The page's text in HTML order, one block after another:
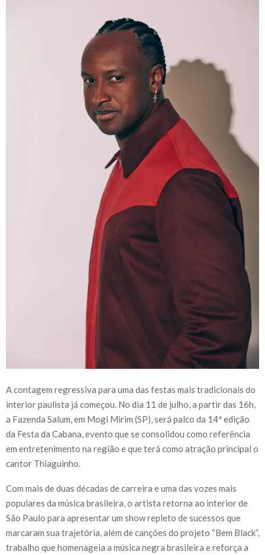
A contagem regressiva para uma das festas mais tradicionais do
interior paulista já começou. No dia 11 de julho, a partir das 16h,
a Fazenda Salum, em Mogi Mirim (SP), será palco da 14ª edição
da Festa da Cabana, evento que se consolidou como referência
em entretenimento na região e que terá como atração principal o
cantor Thiaguinho.
Com mais de duas décadas de carreira e uma das vozes mais
populares da música brasileira, o artista retorna ao interior de
São Paulo para apresentar um show repleto de sucessos que
marcaram sua trajetória, além de canções do projeto “Bem Black”,
trabalho que homenageia a música negra brasileira e reforça a